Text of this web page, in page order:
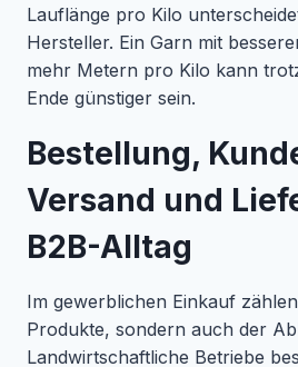
Lauflänge pro Kilo
Hersteller. Ein Garn mit
mehr Metern pro Kilo kann
Ende günstiger sein.
Bestellung,
Versand und
B2B-Alltag
Im gewerblichen Einkauf
Produkte, sondern auch der
Landwirtschaftliche Betriebe